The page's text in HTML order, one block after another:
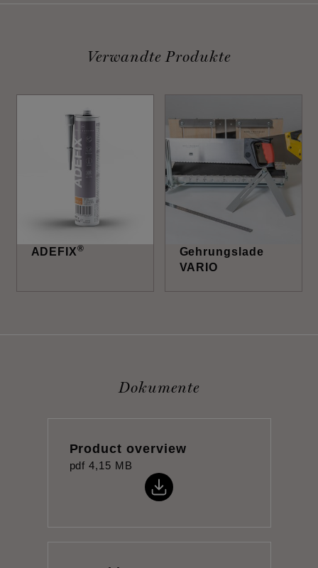
Verwandte Produkte
ADEFIX®
Gehrungslade
VARIO
Dokumente
Product overview
pdf 4,15 MB